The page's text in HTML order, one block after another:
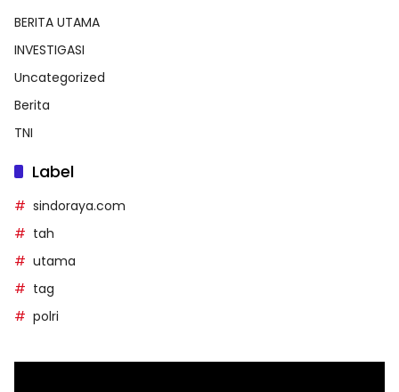
BERITA UTAMA
INVESTIGASI
Uncategorized
Berita
TNI
Label
sindoraya.com
tah
utama
tag
polri